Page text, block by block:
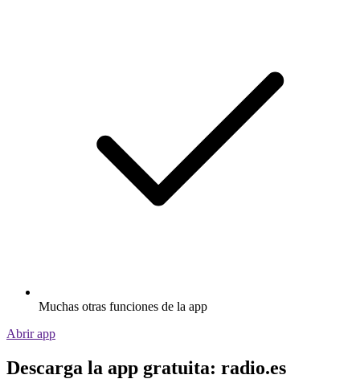
Muchas otras funciones de la app
Abrir app
Descarga la app gratuita: radio.es